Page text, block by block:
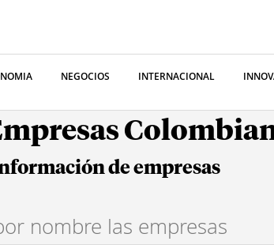
NEGOCIOS INTERNACIONAL
de empresas